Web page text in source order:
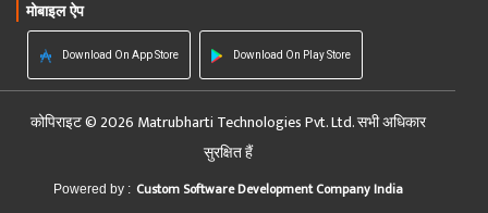
मोबाइल ऐप
Download On App Store Download On Play Store
कोपिराइट © 2026 Matrubharti Technologies Pvt. Ltd. सभी अधिकार
सुरक्षित हैं
Powered by : Custom Software Development Company India